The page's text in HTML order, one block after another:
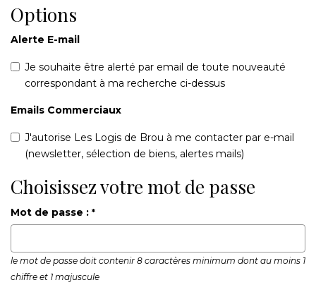
Options
Alerte E-mail
Je souhaite être alerté par email de toute nouveauté
correspondant à ma recherche ci-dessus
Emails Commerciaux
J'autorise Les Logis de Brou à me contacter par e-mail
(newsletter, sélection de biens, alertes mails)
Choisissez votre mot de passe
Mot de passe : *
le mot de passe doit contenir 8 caractères minimum dont au moins 1
chiffre et 1 majuscule